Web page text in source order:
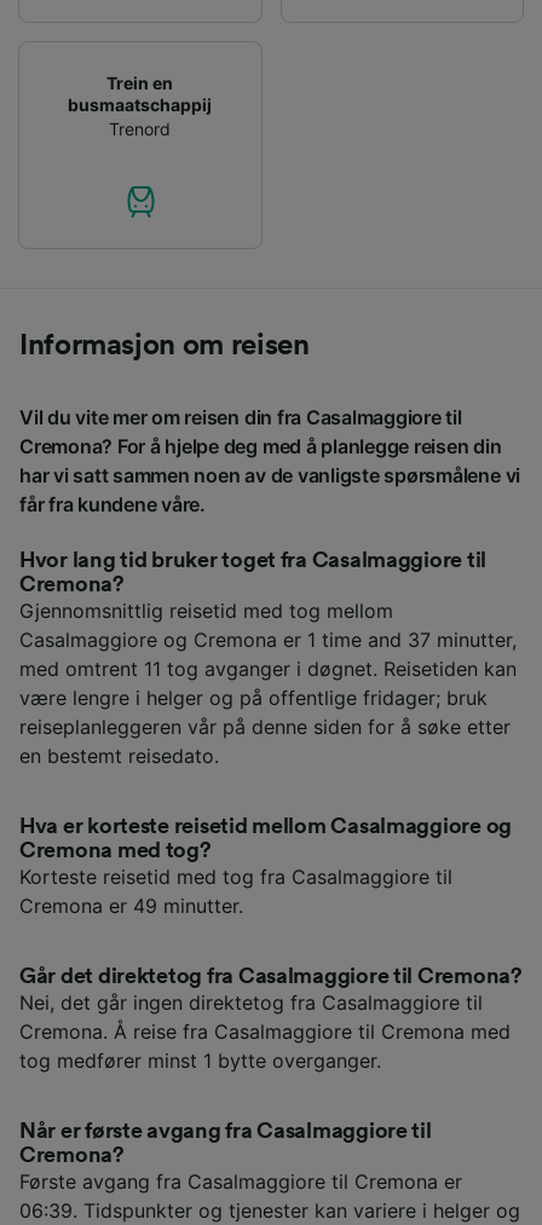
Trein en
busmaatschappij
Trenord
Informasjon om reisen
Vil du vite mer om reisen din fra Casalmaggiore til
Cremona? For å hjelpe deg med å planlegge reisen din
har vi satt sammen noen av de vanligste spørsmålene vi
får fra kundene våre.
Hvor lang tid bruker toget fra Casalmaggiore til
Cremona?
Gjennomsnittlig reisetid med tog mellom
Casalmaggiore og Cremona er 1 time and 37 minutter,
med omtrent 11 tog avganger i døgnet. Reisetiden kan
være lengre i helger og på offentlige fridager; bruk
reiseplanleggeren vår på denne siden for å søke etter
en bestemt reisedato.
Hva er korteste reisetid mellom Casalmaggiore og
Cremona med tog?
Korteste reisetid med tog fra Casalmaggiore til
Cremona er 49 minutter.
Går det direktetog fra Casalmaggiore til Cremona?
Nei, det går ingen direktetog fra Casalmaggiore til
Cremona. Å reise fra Casalmaggiore til Cremona med
tog medfører minst 1 bytte overganger.
Når er første avgang fra Casalmaggiore til
Cremona?
Første avgang fra Casalmaggiore til Cremona er
06:39. Tidspunkter og tjenester kan variere i helger og